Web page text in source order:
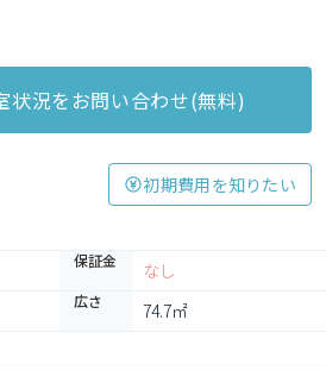
状況をお問い合わせ(無料)
初期費用を知りたい
保証金 なし
広さ 74.7㎡